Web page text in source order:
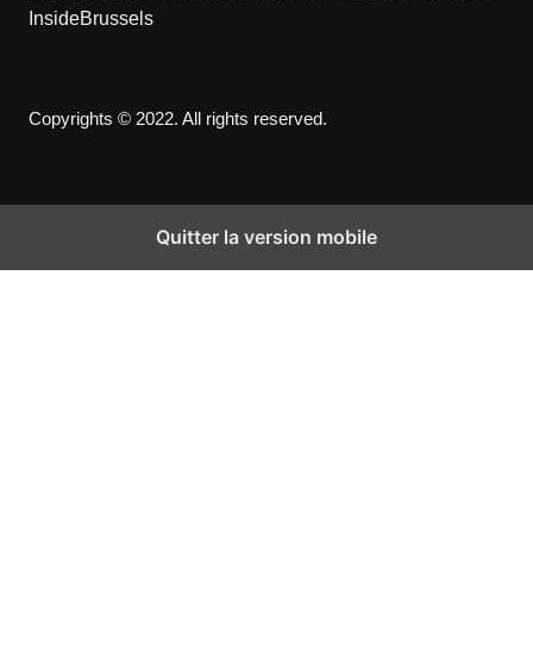
InsideBrussels
Copyrights © 2022. All rights reserved.
Quitter la version mobile